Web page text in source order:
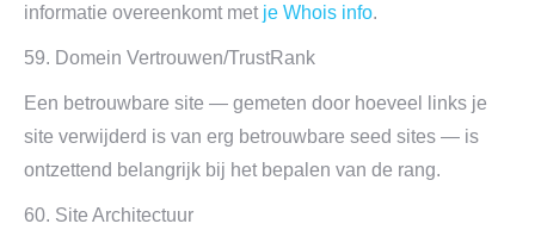
informatie overeenkomt met je Whois info.
59. Domein Vertrouwen/TrustRank
Een betrouwbare site — gemeten door hoeveel links je
site verwijderd is van erg betrouwbare seed sites — is
ontzettend belangrijk bij het bepalen van de rang.
60. Site Architectuur